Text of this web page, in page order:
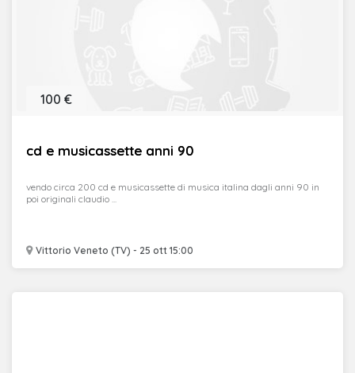
cd e musicassette anni 90
Vittorio Veneto (TV) - 25 ott 15:00
100 €
vendo circa 200 cd e musicassette di musica italina dagli anni 90 in
poi originali claudio ...